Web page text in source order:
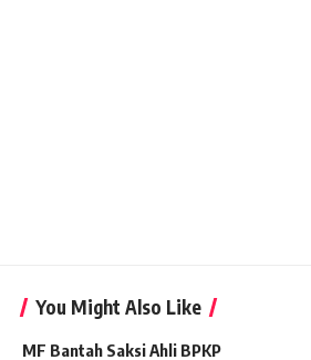
You Might Also Like
MF Bantah Saksi Ahli BPKP